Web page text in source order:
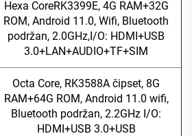
Hexa CoreRK3399E, 4G RAM+32G
ROM, Android 11.0, Wifi, Bluetooth
podržan, 2.0GHz,I/O: HDMI+USB
3.0+LAN+AUDIO+TF+SIM
Octa Core, RK3588A čipset, 8G
RAM+64G ROM, Android 11.0 wifi,
Bluetooth podržan, 2.2GHz I/O:
HDMI+USB 3.0+USB